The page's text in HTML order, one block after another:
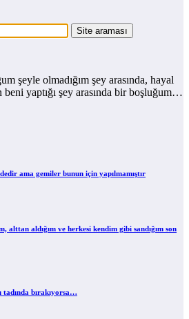
şeyle olmadığım şey arasında, hayal
beni yaptığı şey arasında bir boşluğum…
ama gemiler bunun için yapılmamıştır
alttan aldığım ve herkesi kendim gibi sandığım son
tadında bırakıyorsa…